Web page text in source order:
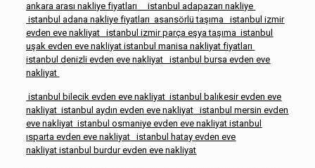
ankara arası nakliye fiyatları
istanbul adapazarı nakliye
istanbul adana nakliye fiyatları asansörlü taşıma
istanbul izmir
evden eve nakliyat istanbul izmir parça eşya taşıma istanbul
uşak evden eve nakliyat istanbul manisa nakliyat fiyatları
istanbul denizli evden eve nakliyat istanbul bursa evden eve
nakliyat
istanbul bilecik evden eve nakliyat istanbul balıkesir evden eve
nakliyat istanbul aydın evden eve nakliyat istanbul mersin evden
eve nakliyat istanbul osmaniye evden eve nakliyat istanbul
ısparta evden eve nakliyat istanbul hatay evden eve
nakliyat istanbul burdur evden eve nakliyat